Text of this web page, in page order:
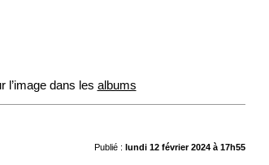
l’image dans les albums
Publié : lundi 12 février 2024 à 17h55